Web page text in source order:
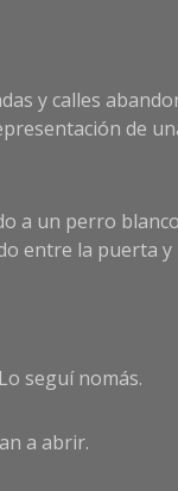
y calles
de
a un perro
entre la puerta
seguí nomás.
a abrir.